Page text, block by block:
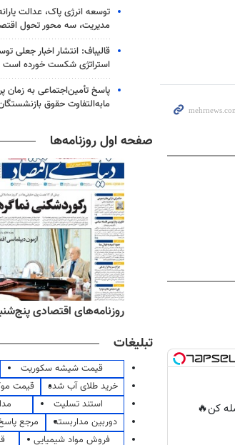
کن🔥
توسعه انرژی پاک، عدالت
مدیریت، سه محور تحول
قالیباف: انتشار اخبار جعلی
استراتژی شکست خورده است
پاسخ تأمین‌اجتماعی به زمان
مابه‌التفاوت حقوق
صفحه اول روزنامه‌ها
روزنامه‌های اقتصادی پنج‌شنبه ۱۵ مرداد
تبلیغات
قیمت شیشه سکوریت
خرید طلای آب شده
قیمت
استند تسلیت
دوربین مداربسته
مرجع
فروش مواد شیمیایی